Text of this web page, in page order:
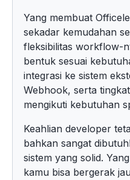
Yang membuat
sekadar kemudahan
fleksibilitas workflow-
bentuk sesuai
integrasi ke sistem
Webhook, serta
mengikuti kebutuhan
Keahlian developer
bahkan sangat
sistem yang solid.
kamu bisa bergerak